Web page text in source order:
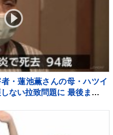
・蓮池薫さんの母・ハツイ
ない拉致問題に 最後まで苛